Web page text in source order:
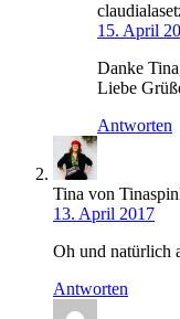
15. April
Danke
Liebe
Antworten
Tina von
13. April 2017
Oh und natürlich
Antworten